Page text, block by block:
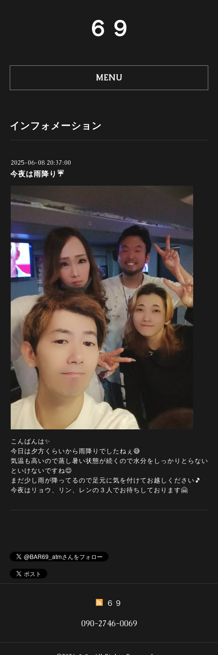
６９
MENU
インフォメーション
2025-06-08 20:37:00
今夜は雨降り☔
こんばんは✨
今日は夕方くらいから雨降りでしたねぇ😅
気温も高いので蒸し暑い状態が続くので水分をしっかりとらない
といけないですね😌
まだ少し雨が降ってるので足元に気を付けてお越しください🎵
今夜はリョウ、リン、レンの３人でお待ちしております🤗
６９
090-2746-0069